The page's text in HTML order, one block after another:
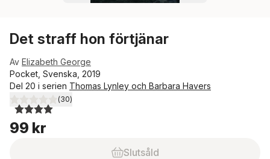
Det straff hon förtjänar
Av Elizabeth George
Pocket, Svenska, 2019
Del 20 i serien Thomas Lynley och Barbara Havers
4,0utav 5 stjärnor. Totalt antal röster:
(30)
99 kr
Slutsåld